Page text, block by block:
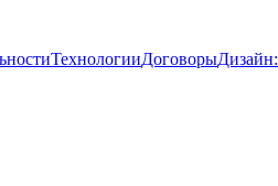
ТехнологииДоговорыДизайн: